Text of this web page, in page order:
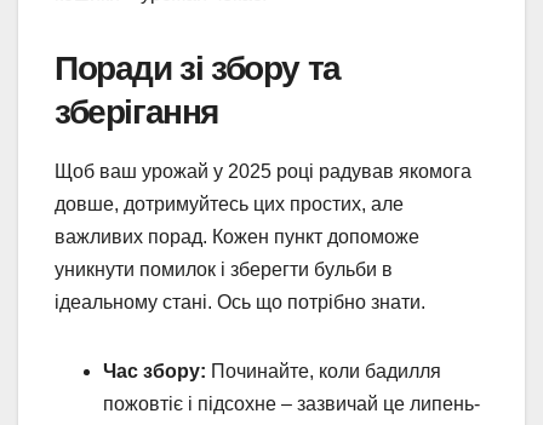
Поради зі збору та
зберігання
Щоб ваш урожай у 2025 році радував якомога
довше, дотримуйтесь цих простих, але
важливих порад. Кожен пункт допоможе
уникнути помилок і зберегти бульби в
ідеальному стані. Ось що потрібно знати.
Час збору: Починайте, коли бадилля
пожовтіє і підсохне – зазвичай це липень-